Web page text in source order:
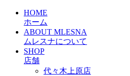
HOME
ホーム
ABOUT MLESNA
ムレスナについて
SHOP
店舗
代々木上原店